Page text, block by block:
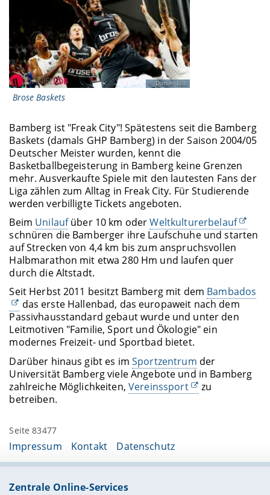
Daniel Löb
Brose Baskets
Bamberg ist "Freak City"! Spätestens seit die Bamberg
Baskets (damals GHP Bamberg) in der Saison 2004/05
Deutscher Meister wurden, kennt die
Basketballbegeisterung in Bamberg keine Grenzen
mehr. Ausverkaufte Spiele mit den lautesten Fans der
Liga zählen zum Alltag in Freak City. Für Studierende
werden verbilligte Tickets angeboten.
Beim Unilaufüber 10 km oderWeltkulturerbelauf
schnüren die Bamberger ihre Laufschuhe und starten
auf Strecken von 4,4 km bis zum anspruchsvollen
Halbmarathon mit etwa 280 Hm und laufen quer
durch die Altstadt.
Seit Herbst 2011 besitzt Bamberg mit dem Bambados
das erste Hallenbad, das europaweit nach dem
Passivhausstandard gebaut wurde und unter den
Leitmotiven "Familie, Sport und Ökologie" ein
modernes Freizeit- und Sportbad bietet.
Darüber hinaus gibt es imSportzentrum der
Universität Bamberg viele Angebote und in Bamberg
zahlreiche Möglichkeiten,Vereinssport
zu
betreiben.
Seite 83477
Impressum Kontakt Datenschutz
Zentrale Online-Services